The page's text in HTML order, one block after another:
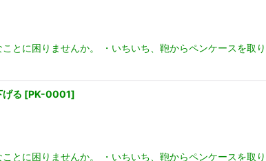
とに困りませんか。 ・いちいち、鞄からペンケースを
る [PK-0001]
とに困りませんか。 ・いちいち、鞄からペンケースを